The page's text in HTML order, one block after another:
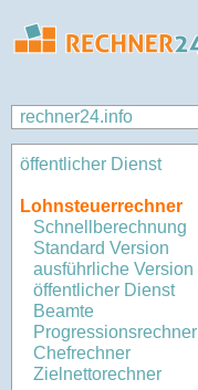
rechner24.info
öffentlicher Dienst
Lohnsteuerrechner
Schnellberechnung
Standard Version
ausführliche Version
öffentlicher Dienst
Beamte
Progressionsrechner
Chefrechner
Zielnettorechner